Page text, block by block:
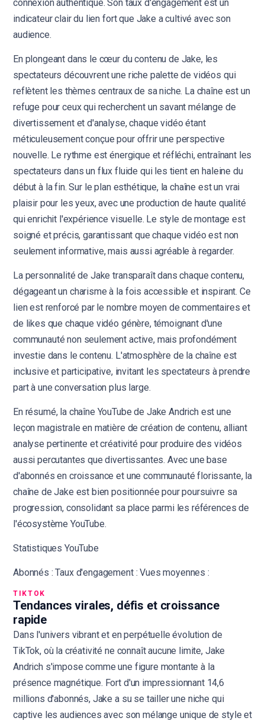
connexion authentique. Son taux d'engagement est un
indicateur clair du lien fort que Jake a cultivé avec son
audience.
En plongeant dans le cœur du contenu de Jake, les
spectateurs découvrent une riche palette de vidéos qui
reflètent les thèmes centraux de sa niche. La chaîne est un
refuge pour ceux qui recherchent un savant mélange de
divertissement et d'analyse, chaque vidéo étant
méticuleusement conçue pour offrir une perspective
nouvelle. Le rythme est énergique et réfléchi, entraînant les
spectateurs dans un flux fluide qui les tient en haleine du
début à la fin. Sur le plan esthétique, la chaîne est un vrai
plaisir pour les yeux, avec une production de haute qualité
qui enrichit l'expérience visuelle. Le style de montage est
soigné et précis, garantissant que chaque vidéo est non
seulement informative, mais aussi agréable à regarder.
La personnalité de Jake transparaît dans chaque contenu,
dégageant un charisme à la fois accessible et inspirant. Ce
lien est renforcé par le nombre moyen de commentaires et
de likes que chaque vidéo génère, témoignant d'une
communauté non seulement active, mais profondément
investie dans le contenu. L'atmosphère de la chaîne est
inclusive et participative, invitant les spectateurs à prendre
part à une conversation plus large.
En résumé, la chaîne YouTube de Jake Andrich est une
leçon magistrale en matière de création de contenu, alliant
analyse pertinente et créativité pour produire des vidéos
aussi percutantes que divertissantes. Avec une base
d'abonnés en croissance et une communauté florissante, la
chaîne de Jake est bien positionnée pour poursuivre sa
progression, consolidant sa place parmi les références de
l'écosystème YouTube.
Statistiques YouTube
Abonnés : Taux d'engagement : Vues moyennes :
TIKTOK
Tendances virales, défis et croissance
rapide
Dans l'univers vibrant et en perpétuelle évolution de
TikTok, où la créativité ne connaît aucune limite, Jake
Andrich s'impose comme une figure montante à la
présence magnétique. Fort d'un impressionnant 14,6
millions d'abonnés, Jake a su se tailler une niche qui
captive les audiences avec son mélange unique de style et